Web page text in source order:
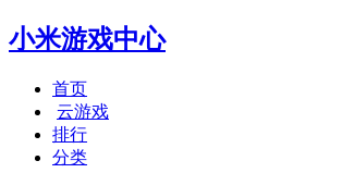
小米游戏中心
首页
云游戏
排行
分类